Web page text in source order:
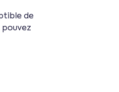
de
pouvez